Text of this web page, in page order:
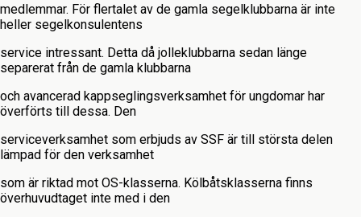
medlemmar. För flertalet av de gamla segelklubbarna är inte
heller segelkonsulentens
service intressant. Detta då jolleklubbarna sedan länge
separerat från de gamla klubbarna
och avancerad kappseglingsverksamhet för ungdomar har
överförts till dessa. Den
serviceverksamhet som erbjuds av SSF är till största delen
lämpad för den verksamhet
som är riktad mot OS-klasserna. Kölbåtsklasserna finns
överhuvudtaget inte med i den